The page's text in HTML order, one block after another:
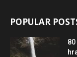
POPULAR